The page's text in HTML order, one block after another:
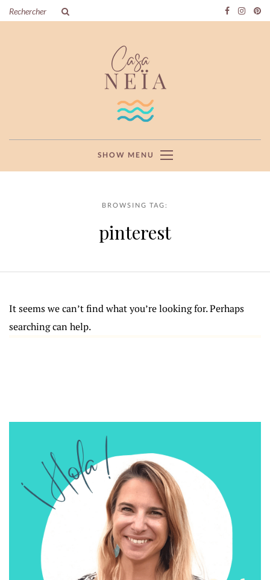
SHOW MENU
BROWSING TAG:
pinterest
It seems we can’t find what you’re looking for. Perhaps
searching can help.